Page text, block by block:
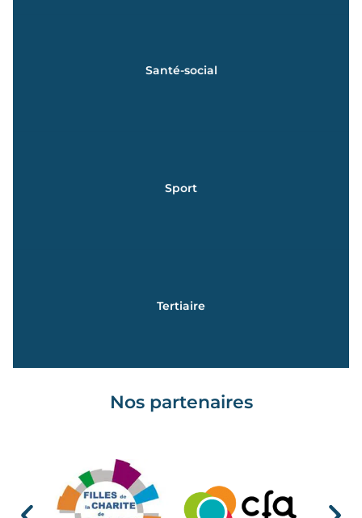
Santé-social
Sport
Tertiaire
Nos partenaires